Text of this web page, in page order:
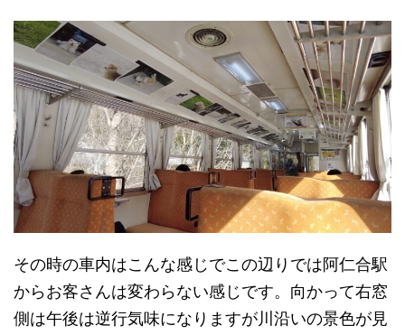
その時の車内はこんな感じでこの辺りでは阿仁合駅
からお客さんは変わらない感じです。向かって右窓
側は午後は逆行気味になりますが川沿いの景色が見